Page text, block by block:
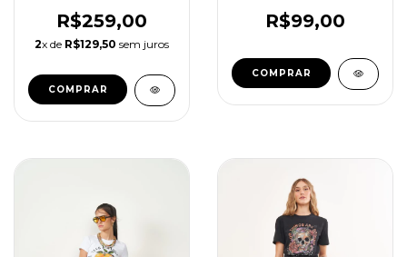
R$259,00
2x de R$129,50 sem juros
COMPRAR
R$99,00
COMPRAR